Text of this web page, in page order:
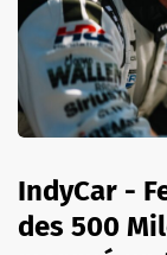
IndyCar -
des 500